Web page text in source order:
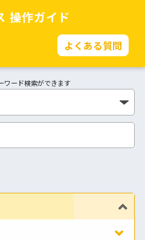
操作ガイド
よくある質問
ワード検索ができます